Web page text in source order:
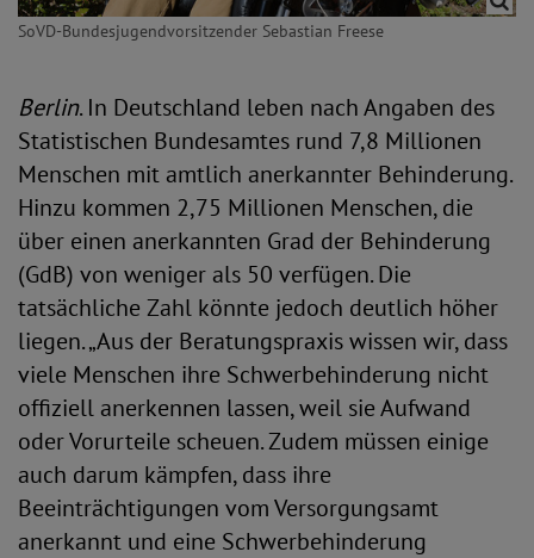
SoVD-Bundesjugendvorsitzender Sebastian Freese
Berlin. In Deutschland leben nach Angaben des
Statistischen Bundesamtes rund 7,8 Millionen
Menschen mit amtlich anerkannter Behinderung.
Hinzu kommen 2,75 Millionen Menschen, die
über einen anerkannten Grad der Behinderung
(GdB) von weniger als 50 verfügen. Die
tatsächliche Zahl könnte jedoch deutlich höher
liegen. „Aus der Beratungspraxis wissen wir, dass
viele Menschen ihre Schwerbehinderung nicht
offiziell anerkennen lassen, weil sie Aufwand
oder Vorurteile scheuen. Zudem müssen einige
auch darum kämpfen, dass ihre
Beeinträchtigungen vom Versorgungsamt
anerkannt und eine Schwerbehinderung